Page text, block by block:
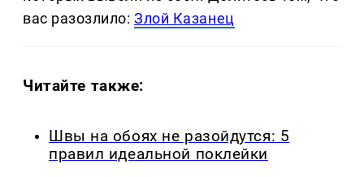
вас разозлило:Злой Казанец
Читайте также:
Швы на обоях не разойдутся: 5
правил идеальной поклейки